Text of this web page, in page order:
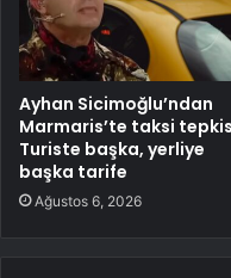
Ayhan Sicimoğlu’ndan
Marmaris’te taksi
Turiste başka, yerliye
başka tarife
Ağustos 6, 2026